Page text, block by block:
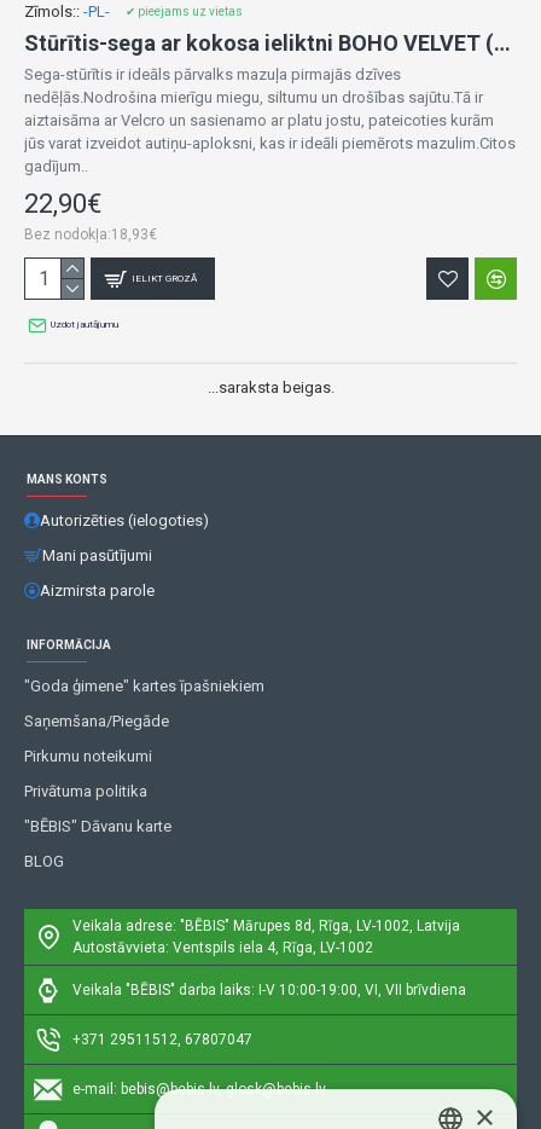
Zīmols:: -PL- ✔ pieejams uz vietas
Stūrītis-sega ar kokosa ieliktni BOHO VELVET (321)
Sega-stūrītis ir ideāls pārvalks mazuļa pirmajās dzīves
nedēļās.Nodrošina mierīgu miegu, siltumu un drošības sajūtu.Tā ir
aiztaisāma ar Velcro un sasienamo ar platu jostu, pateicoties kurām
jūs varat izveidot autiņu-aploksni, kas ir ideāli piemērots mazulim.Citos
gadījum..
22,90€
Bez nodokļa:18,93€
IELIKT GROZĀ
Uzdot jautājumu
...saraksta beigas.
MANS KONTS
Autorizēties (ielogoties)
Mani pasūtījumi
Aizmirsta parole
INFORMĀCIJA
"Goda ģimene" kartes īpašniekiem
Saņemšana/Piegāde
Pirkumu noteikumi
Privātuma politika
"BĒBIS" Dāvanu karte
BLOG
Veikala adrese: "BĒBIS" Mārupes 8d, Rīga, LV-1002, Latvija
Autostāvvieta: Ventspils iela 4, Rīga, LV-1002
Veikala "BĒBIS" darba laiks: I-V 10:00-19:00, VI, VII brīvdiena
+371 29511512, 67807047
e-mail: bebis@bebis.lv, glosk@bebis.lv
×